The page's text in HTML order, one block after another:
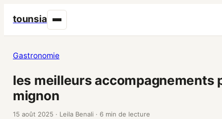
tounsia
Gastronomie
les meilleurs accompagnements
mignon
15 août 2025 · Leila Benali · 6 min de lecture